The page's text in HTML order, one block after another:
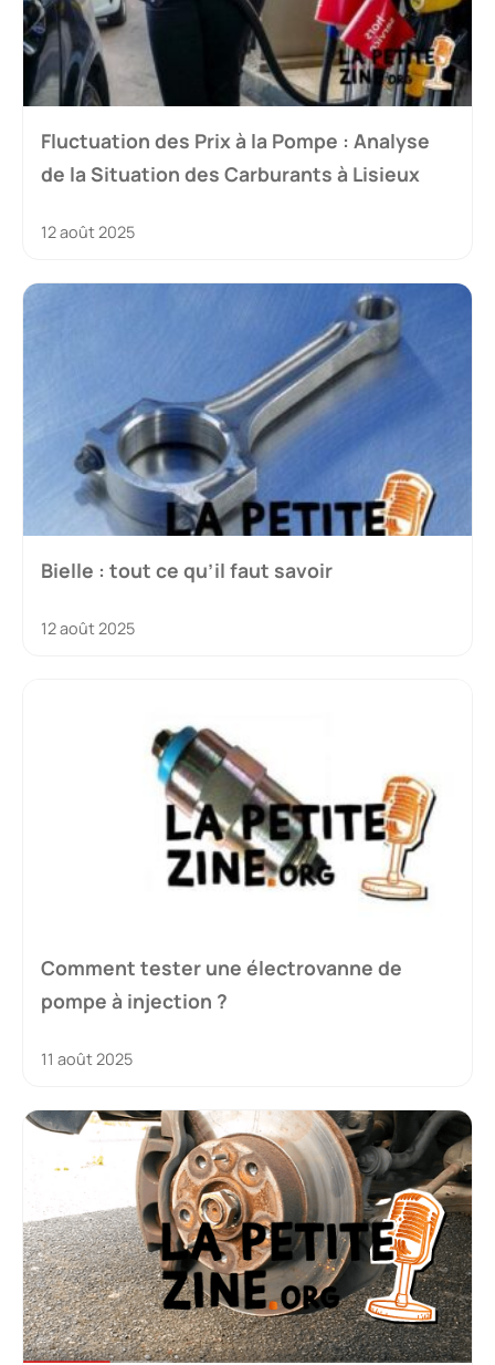
Fluctuation des Prix à la Pompe : Analyse
de la Situation des Carburants à Lisieux
12 août 2025
Bielle : tout ce qu’il faut savoir
12 août 2025
Comment tester une électrovanne de
pompe à injection ?
11 août 2025